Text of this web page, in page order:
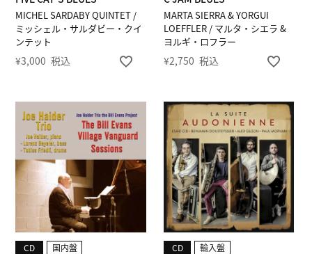
MICHEL SARDABY QUINTET /
ミッシェル・サルダビー・クイ
ンテット
¥3,000 税込
MARTA SIERRA & YORGUI
LOEFFLER / マルタ・シエラ &
ヨルギ・ロフラー
¥2,750 税込
CD
国内盤
CD
輸入盤